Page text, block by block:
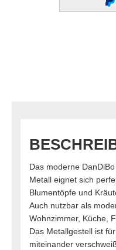
Das moderne
Metall eignet sich
Blumentöpfe und
Auch nutzbar als
Wohnzimmer, Küche,
Das Metallgestell ist
miteinander